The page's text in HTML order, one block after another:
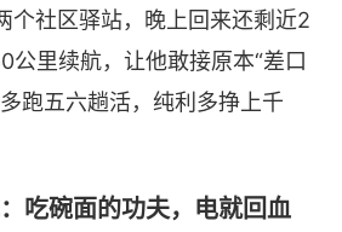
个社区驿站，晚上回来还剩近2
公里续航，让他敢接原本“差口
跑五六趟活，纯利多挣上千
吃碗面的功夫，电就回血